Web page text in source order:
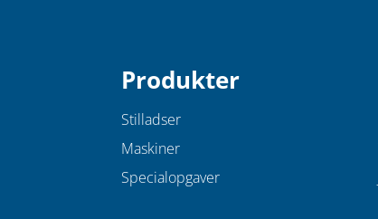
Produkter
Stilladser
Maskiner
Specialopgaver